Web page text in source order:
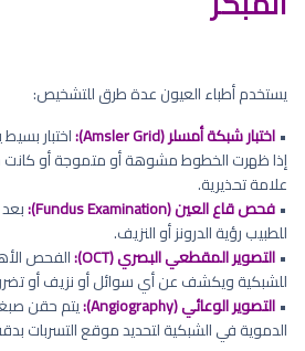
يستخدم أطباء العيون عدة طرق للتشخيص:
•اختبار شبكة أمسلر (Amsler Grid):
اختبار
إذا ظهرت الخطوط مشوهة أو متموجة أو
علامة تحذيرية.
•فحص قاع العين (Fundus Examination):
للطبيب رؤية الدرونز أو النزيف.
•التصوير المقطعي البصري (OCT):
الفحص
للشبكية ويكشف عن أي سوائل أو نزيف أو
•التصوير الوعائي (Angiography):
يتم حقن
الدموية في الشبكية لتحديد موقع التسربات